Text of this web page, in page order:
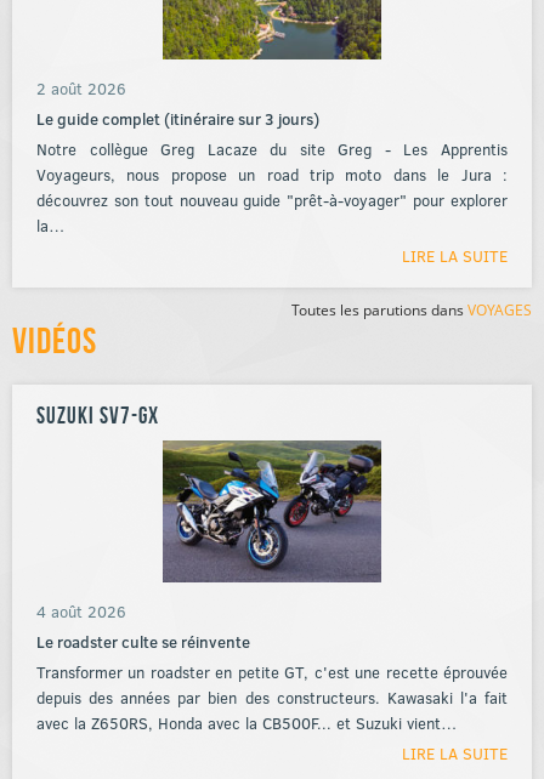
2 août 2026
Le guide complet (itinéraire sur 3 jours)
Notre collègue Greg Lacaze du site Greg - Les Apprentis
Voyageurs, nous propose un road trip moto dans le Jura :
découvrez son tout nouveau guide "prêt-à-voyager" pour explorer
la…
LIRE LA SUITE
Toutes les parutions dans VOYAGES
Vidéos
Suzuki SV7-GX
4 août 2026
Le roadster culte se réinvente
Transformer un roadster en petite GT, c'est une recette éprouvée
depuis des années par bien des constructeurs. Kawasaki l'a fait
avec la Z650RS, Honda avec la CB500F... et Suzuki vient…
LIRE LA SUITE